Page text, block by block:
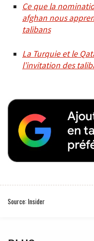
Ce que la
afghan nous
talibans
La Turquie et le
l’invitation des
Source: Insider